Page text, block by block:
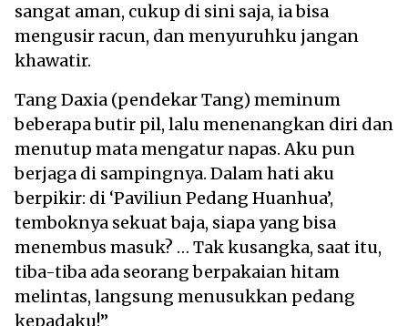
sangat aman, cukup di sini saja, ia bisa
mengusir racun, dan menyuruhku jangan
khawatir.
Tang Daxia (pendekar Tang) meminum
beberapa butir pil, lalu menenangkan diri dan
menutup mata mengatur napas. Aku pun
berjaga di sampingnya. Dalam hati aku
berpikir: di ‘Paviliun Pedang Huanhua’,
temboknya sekuat baja, siapa yang bisa
menembus masuk? … Tak kusangka, saat itu,
tiba-tiba ada seorang berpakaian hitam
melintas, langsung menusukkan pedang
kepadaku!”